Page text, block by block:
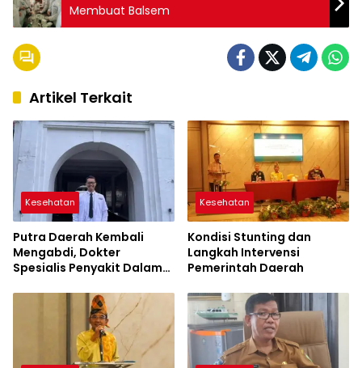
Membuat Balsem
Artikel Terkait
Kesehatan
Putra Daerah Kembali
Mengabdi, Dokter
Spesialis Penyakit Dalam
Masyarakat Sumbawa
Kesehatan
Kondisi Stunting dan
Langkah Intervensi
Pemerintah Daerah